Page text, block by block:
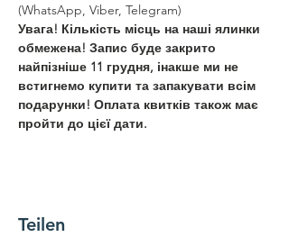
(WhatsApp, Viber, Telegram)
Увага! Кількість місць на наші ялинки
обмежена! Запис буде закрито
найпізніше 11 грудня, інакше ми не
встигнемо купити та запакувати всім
подарунки! Оплата квитків також має
пройти до цієї дати.
Teilen